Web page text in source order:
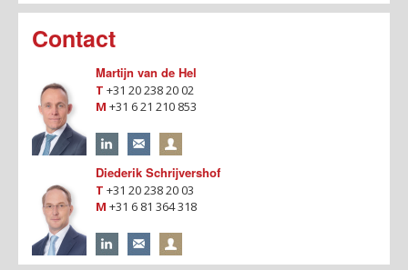
Contact
Martijn van de Hel
T +31 20 238 20 02
M +31 6 21 210 853
Diederik Schrijvershof
T +31 20 238 20 03
M +31 6 81 364 318